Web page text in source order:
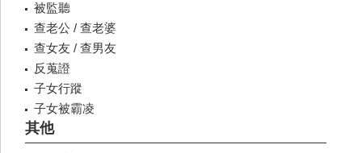
被監聽
查老公 / 查老婆
查女友 / 查男友
反蒐證
子女行蹤
子女被霸凌
其他